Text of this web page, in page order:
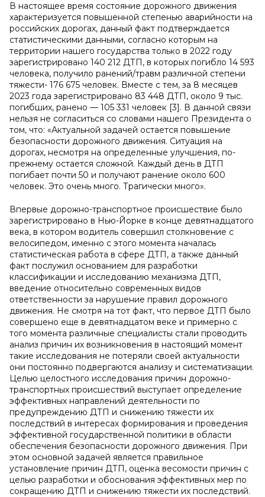
В настоящее время состояние дорожного движения
характеризуется повышенной степенью аварийности на
российских дорогах, данный факт подтверждается
статистическими данными, согласно которым на
территории нашего государства только в 2022 году
зарегистрировано 140 212 ДТП, в которых погибло 14 593
человека, получило ранений/травм различной степени
тяжести- 176 675 человек. Вместе с тем, за 8 месяцев
2023 года зарегистрировано 83 448 ДТП, около 9 тыс.
погибших, ранено — 105 331 человек [3]. В данной связи
нельзя не согласиться со словами нашего Президента о
том, что: «Актуальной задачей остается повышение
безопасности дорожного движения. Ситуация на
дорогах, несмотря на определенные улучшения, по-
прежнему остается сложной. Каждый день в ДТП
погибает почти 50 и получают ранение около 600
человек. Это очень много. Трагически много».
Впервые дорожно-транспортное происшествие было
зарегистрировано в Нью-Йорке в конце девятнадцатого
века, в котором водитель совершил столкновение с
велосипедом, именно с этого момента началась
статистическая работа в сфере ДТП, а также данный
факт послужил основанием для разработки
классификации и исследованию механизма ДТП,
введение относительно современных видов
ответственности за нарушение правил дорожного
движения. Не смотря на тот факт, что первое ДТП было
совершено еще в девятнадцатом веке и примерно с
того момента различные специалисты стали проводить
анализ причин их возникновения в настоящий момент
такие исследования не потеряли своей актуальности
они постоянно подвергаются анализу и систематизации.
Целью целостного исследования причин дорожно-
транспортных происшествий выступает определение
эффективных направлений деятельности по
предупреждению ДТП и снижению тяжести их
последствий в интересах формирования и проведения
эффективной государственной политики в области
обеспечения безопасности дорожного движения. При
этом основной задачей является правильное
установление причин ДТП, оценка весомости причин с
целью разработки и обоснования эффективных мер по
сокращению ДТП и снижению тяжести их последствий.